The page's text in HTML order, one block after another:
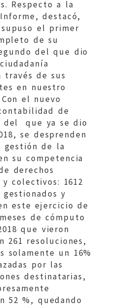
Respecto a la
destacó,
el primer
de su
del que dio
través de sus
en nuestro
el nuevo
de
del que ya se dio
se desprenden
gestión de la
su competencia
derechos
colectivos: 1612
y
este ejercicio de
de cómputo
que vieron
261 resoluciones,
solamente un 16%
por las
destinatarias,
52 %, quedando